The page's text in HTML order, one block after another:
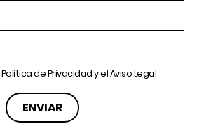
Política de Privacidady elAviso Legal